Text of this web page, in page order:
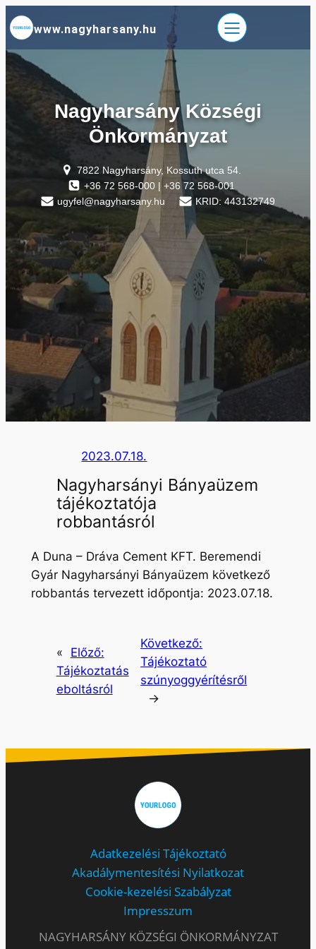
Ugrás
a
tartalomhoz
www.nagyharsany.hu
Nagyharsány Községi
Önkormányzat
7822 Nagyharsány, Kossuth utca 54.
+36 72 568-000 | +36 72 568-001
ugyfel@nagyharsany.hu
KRID: 443132749
2023.07.18.
Nagyharsányi Bányaüzem
tájékoztatója
robbantásról
A Duna – Dráva Cement KFT. Beremendi
Gyár Nagyharsányi Bányaüzem következő
robbantás tervezett időpontja: 2023.07.18.
«
Előző:
Tájékoztatás
eboltásról
Következő:
Tájékoztató
szúnyoggyérítésről
→
Adatkezelési Tájékoztató
Akadálymentesítési Nyilatkozat
Cookie-kezelési Szabályzat
Impresszum
NAGYHARSÁNY KÖZSÉGI ÖNKORMÁNYZAT